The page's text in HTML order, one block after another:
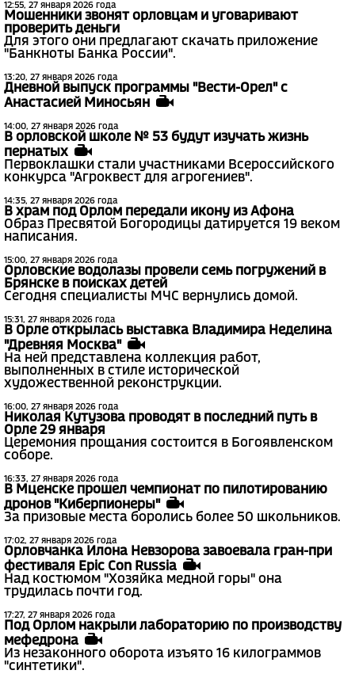
12:55, 27 января 2026 года
Мошенники звонят орловцам и уговаривают
проверить деньги
Для этого они предлагают скачать приложение
"Банкноты Банка России".
13:20, 27 января 2026 года
Дневной выпуск программы "Вести-Орел" с
Анастасией Миносьян
14:00, 27 января 2026 года
В орловской школе № 53 будут изучать жизнь
пернатых
Первоклашки стали участниками Всероссийского
конкурса "Агроквест для агрогениев".
14:35, 27 января 2026 года
В храм под Орлом передали икону из Афона
Образ Пресвятой Богородицы датируется 19 веком
написания.
15:00, 27 января 2026 года
Орловские водолазы провели семь погружений в
Брянске в поисках детей
Сегодня специалисты МЧС вернулись домой.
15:31, 27 января 2026 года
В Орле открылась выставка Владимира Неделина
"Древняя Москва"
На ней представлена коллекция работ,
выполненных в стиле исторической
художественной реконструкции.
16:00, 27 января 2026 года
Николая Кутузова проводят в последний путь в
Орле 29 января
Церемония прощания состоится в Богоявленском
соборе.
16:33, 27 января 2026 года
В Мценске прошел чемпионат по пилотированию
дронов "Киберпионеры"
За призовые места боролись более 50 школьников.
17:02, 27 января 2026 года
Орловчанка Илона Невзорова завоевала гран-при
фестиваля Epic Con Russia
Над костюмом "Хозяйка медной горы" она
трудилась почти год.
17:27, 27 января 2026 года
Под Орлом накрыли лабораторию по производству
мефедрона
Из незаконного оборота изъято 16 килограммов
"синтетики".